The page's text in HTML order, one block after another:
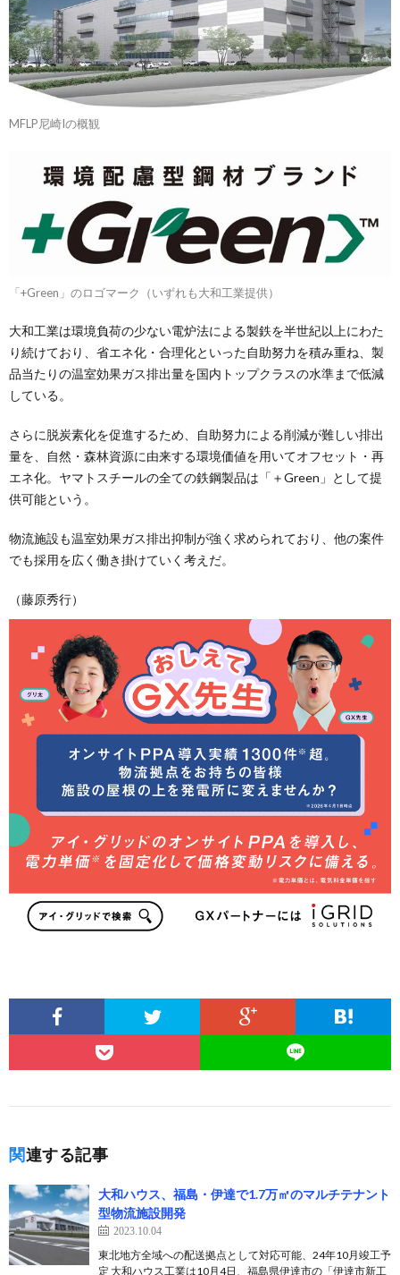
MFLP尼崎Iの概観
「+Green」のロゴマーク（いずれも大和工業提供）
大和工業は環境負荷の少ない電炉法による製鉄を半世紀以上にわた
り続けており、省エネ化・合理化といった自助努力を積み重ね、製
品当たりの温室効果ガス排出量を国内トップクラスの水準まで低減
している。
さらに脱炭素化を促進するため、自助努力による削減が難しい排出
量を、自然・森林資源に由来する環境価値を用いてオフセット・再
エネ化。ヤマトスチールの全ての鉄鋼製品は「＋Green」として提
供可能という。
物流施設も温室効果ガス排出抑制が強く求められており、他の案件
でも採用を広く働き掛けていく考えだ。
（藤原秀行）
関連する記事
大和ハウス、福島・伊達で1.7万㎡のマルチテナント
型物流施設開発
2023.10.04
東北地方全域への配送拠点として対応可能、24年10月竣工予
定 大和ハウス工業は10月4日、福島県伊達市の「伊達市新工